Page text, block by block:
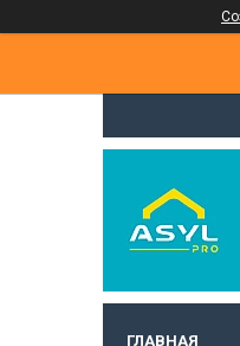
ГЛАВНАЯ